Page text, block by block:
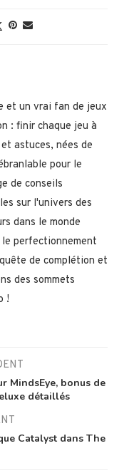
et un vrai fan de jeux
: finir chaque jeu à
astuces, nées de
pour le
de conseils
sur l'univers des
dans le monde
perfectionnement
de complétion et
des sommets
!
MindsEye, bonus de
détaillés
Catalyst dans The